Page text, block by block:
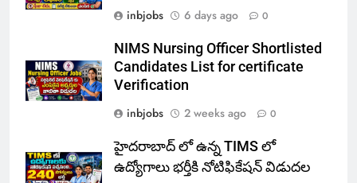
inbjobs
6 days ago 0
NIMS Nursing Officer Shortlisted
Candidates List for certificate
Verification
inbjobs
2 weeks ago 0
హైదరాబాద్ లో ఉన్న TIMS లో
ఉద్యోగాలు భర్తీకి నోటిఫికేషన్ విడుదల